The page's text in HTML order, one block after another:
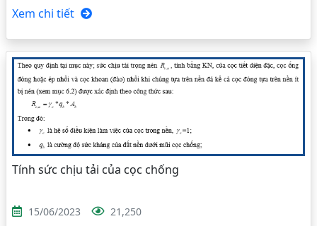
Xem chi tiết
Tính sức chịu tải của cọc chống
15/06/2023 21,250